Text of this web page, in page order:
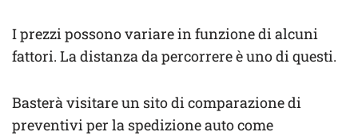
I prezzi possono variare in funzione di alcuni
fattori. La distanza da percorrere è uno di questi.
Basterà visitare un sito di comparazione di
preventivi per la spedizione auto come